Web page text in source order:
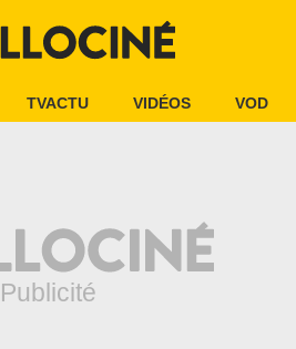
TVACTU VIDÉOS VOD